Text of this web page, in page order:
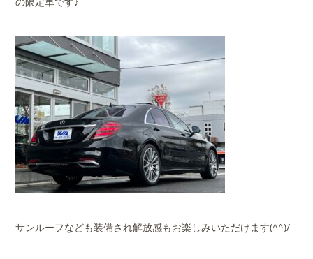
サンルーフなども装備され解放感もお楽しみいただけます(^^)/